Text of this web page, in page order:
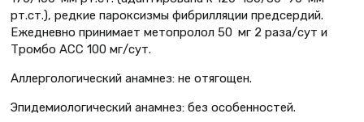
рт.ст.), редкие пароксизмы фибрилляции предсердий.
Ежедневно принимает метопролол 50 мг 2 раза/сут и
Тромбо АСС 100 мг/сут.
Аллергологический анамнез: не отягощен.
Эпидемиологический анамнез: без особенностей.